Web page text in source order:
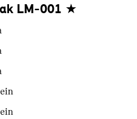
LM-001 ★